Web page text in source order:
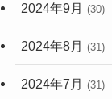
2024年9月 (30)
2024年8月 (31)
2024年7月 (31)